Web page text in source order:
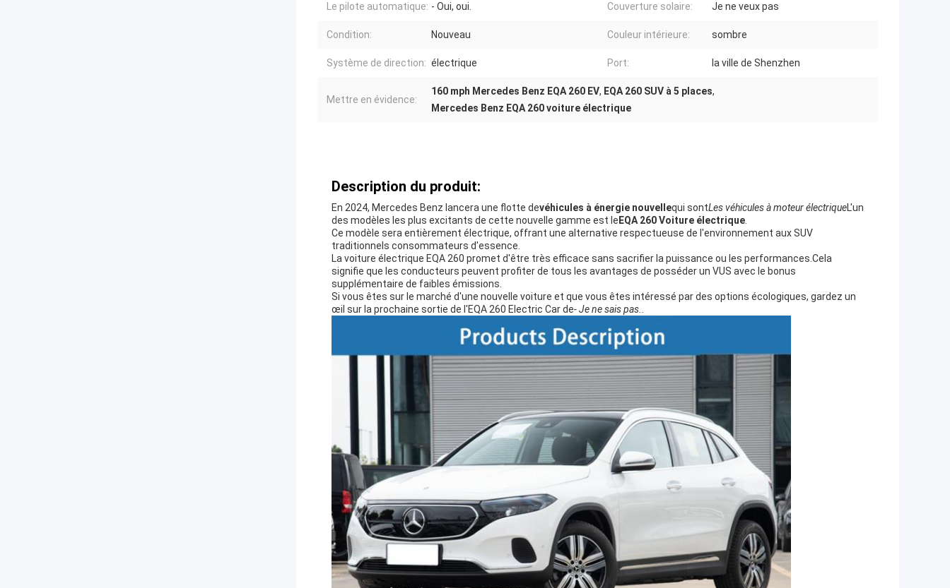
Le pilote automatique: - Oui, oui. Couverture solaire: Je ne veux pas
Condition: Nouveau Couleur intérieure: sombre
Système de direction: électrique Port: la ville de Shenzhen
Mettre en évidence:
160 mph Mercedes Benz EQA 260 EV, EQA 260 SUV à 5 places,
Mercedes Benz EQA 260 voiture électrique
Description du produit:
En 2024, Mercedes Benz lancera une flotte devéhicules à énergie nouvellequi sontLes véhicules à moteur électriqueL'un
des modèles les plus excitants de cette nouvelle gamme est le EQA 260 Voiture électrique.
Ce modèle sera entièrement électrique, offrant une alternative respectueuse de l'environnement aux SUV
traditionnels consommateurs d'essence.
La voiture électrique EQA 260 promet d'être très efficace sans sacrifier la puissance ou les performances.Cela
signifie que les conducteurs peuvent profiter de tous les avantages de posséder un VUS avec le bonus
supplémentaire de faibles émissions.
Si vous êtes sur le marché d'une nouvelle voiture et que vous êtes intéressé par des options écologiques, gardez un
œil sur la prochaine sortie de l'EQA 260 Electric Car de- Je ne sais pas..